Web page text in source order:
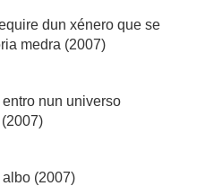
dun xénero que se
medra (2007)
nun universo
(2007)